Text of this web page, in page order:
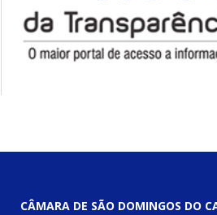
CÂMARA DE SÃO DOMINGOS DO